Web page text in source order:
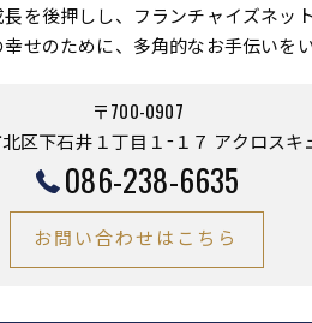
を後押しし、フランチャイズネ
せのために、多角的なお手伝いをい
〒700-0907
区下石井１丁目１−１７ アクロスキ
086-238-6635
お問い合わせはこちら